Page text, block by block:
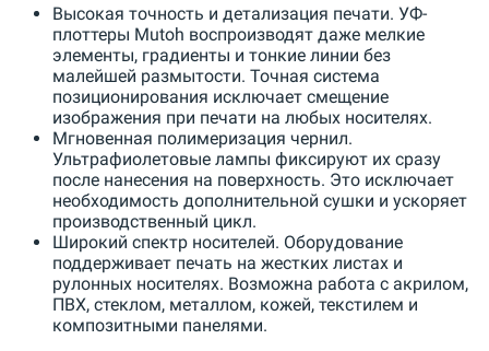
Высокая точность и детализация печати. УФ-
плоттеры Mutoh воспроизводят даже мелкие
элементы, градиенты и тонкие линии без
малейшей размытости. Точная система
позиционирования исключает смещение
изображения при печати на любых носителях.
Мгновенная полимеризация чернил.
Ультрафиолетовые лампы фиксируют их сразу
после нанесения на поверхность. Это исключает
необходимость дополнительной сушки и ускоряет
производственный цикл.
Широкий спектр носителей. Оборудование
поддерживает печать на жестких листах и
рулонных носителях. Возможна работа с акрилом,
ПВХ, стеклом, металлом, кожей, текстилем и
композитными панелями.